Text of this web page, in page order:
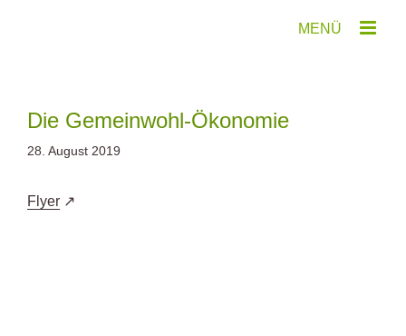
Die Gemeinwohl-Ökonomie
28. August 2019
Flyer